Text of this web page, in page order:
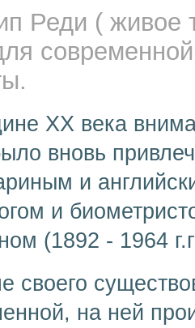
Реди ( живое
XX века
вновь
и
и
(1892 - 1964
своего
на ней